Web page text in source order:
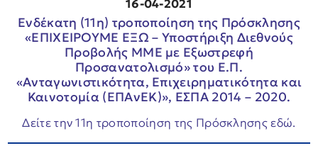
16-04-2021
Ενδέκατη (11η) τροποποίηση της Πρόσκλησης
«ΕΠΙΧΕΙΡΟΥΜΕ ΕΞΩ – Υποστήριξη Διεθνούς
Προβολής ΜΜΕ με Εξωστρεφή
Προσανατολισμό» του Ε.Π.
«Ανταγωνιστικότητα, Επιχειρηματικότητα και
Καινοτομία (ΕΠΑνΕΚ)», ΕΣΠΑ 2014 – 2020.
Δείτε την 11η τροποποίηση της Πρόσκλησης εδώ.